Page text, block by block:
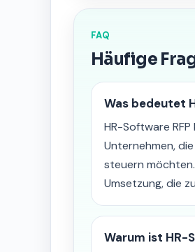
FAQ
Häufige
Was bedeutet
HR-Software
Unternehmen,
steuern
Umsetzung, die
Warum ist HR-